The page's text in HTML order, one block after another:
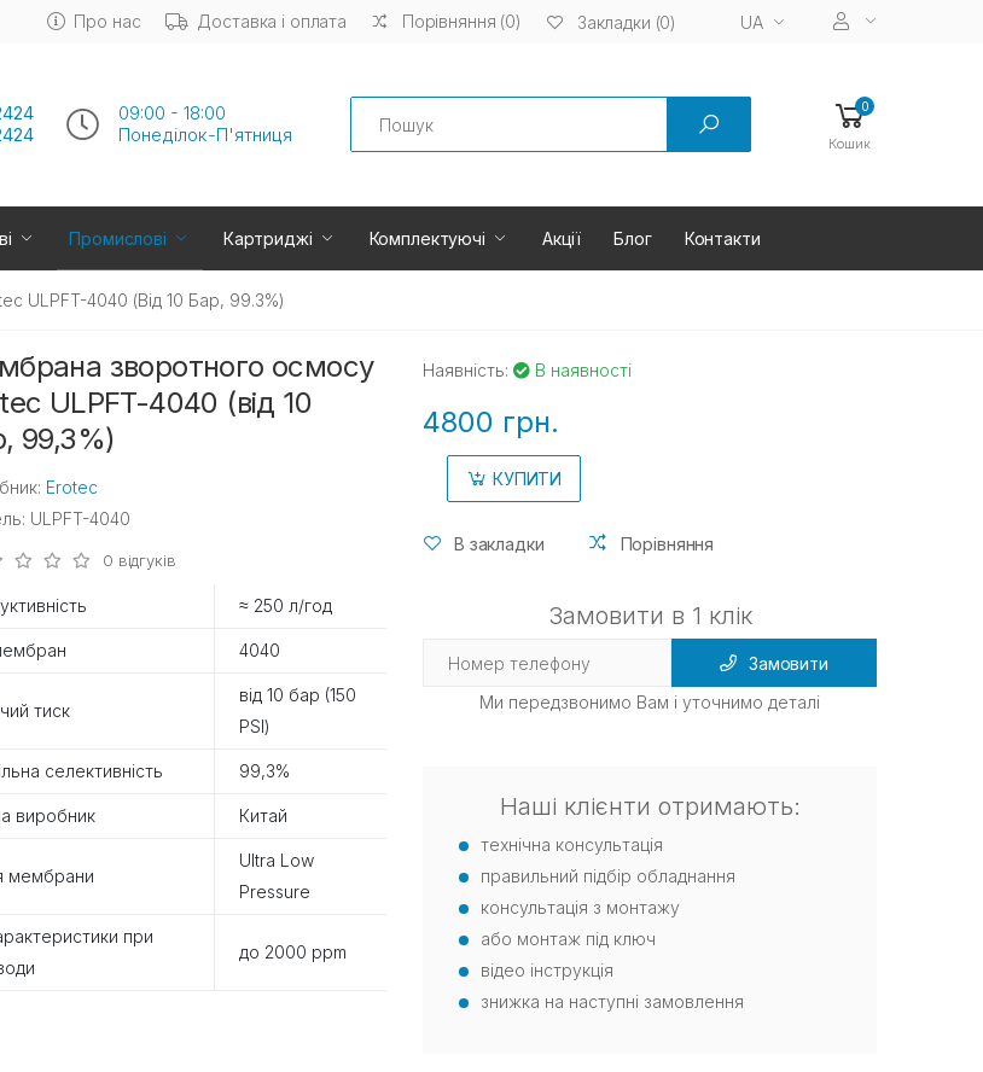
Про нас Доставка і оплата Порівняння (0) Закладки (0) UA
09:00 - 18:00
Понеділок-П'ятниця
Search 0
Кошик
Промислові Картриджі Комплектуючі Акції Блог Контакти
ULPFT-4040 (від 10 Бар, 99.3%)
зворотного осмосу
ULPFT-4040 (від 10
99,3%)
Erotec
ULPFT-4040
0 відгуків
≈ 250 л/год
4040
тиск
від 10 бар (150
PSI)
селективність 99,3%
виробник Китай
мембрани
Ultra Low
Pressure
при
до 2000 ppm
Наявність: В наявності
4800 грн.
КУПИТИ
В закладки Порівняння
Замовити в 1 клік
Замовити
Ми передзвонимо Вам і уточнимо деталі
Наші клієнти отримають:
технічна консультація
правильний підбір обладнання
консультація з монтажу
або монтаж під ключ
відео інструкція
знижка на наступні замовлення